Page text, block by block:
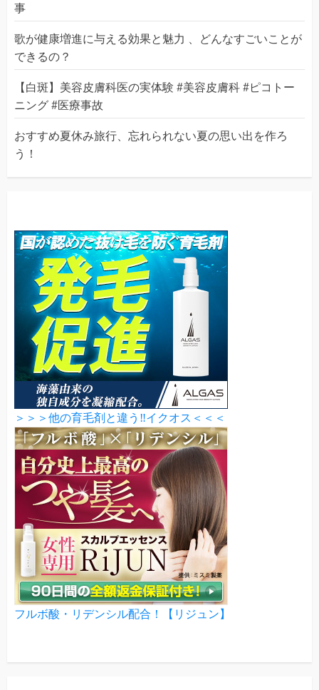
事
歌が健康増進に与える効果と魅力 、どんなすごいことが
できるの？
【白斑】美容皮膚科医の実体験 #美容皮膚科 #ピコトー
ニング #医療事故
おすすめ夏休み旅行、忘れられない夏の思い出を作ろ
う！
＞＞＞他の育毛剤と違う‼イクオス＜＜＜
フルボ酸・リデンシル配合！【リジュン】